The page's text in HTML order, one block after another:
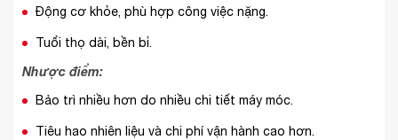
Động cơ khỏe, phù hợp công việc nặng.
Tuổi thọ dài, bền bỉ.
Nhược điểm:
Bảo trì nhiều hơn do nhiều chi tiết máy móc.
Tiêu hao nhiên liệu và chi phí vận hành cao hơn.